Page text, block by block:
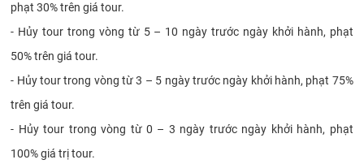
phạt 30% trên giá tour.
- Hủy tour trong vòng từ 5 – 10 ngày trước ngày khởi hành, phạt
50% trên giá tour.
- Hủy tour trong vòng từ 3 – 5 ngày trước ngày khởi hành, phạt 75%
trên giá tour.
- Hủy tour trong vòng từ 0 – 3 ngày trước ngày khởi hành, phạt
100% giá trị tour.